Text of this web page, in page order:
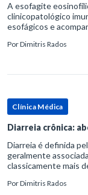
A esofagite
clinicopatológico
esofágicos e
refluxo gastr
PorDimitris Rados
Clínica Médica
Diarreia crônica:
Diarreia é definida
geralmente
classicamente mais
PorDimitris Rados